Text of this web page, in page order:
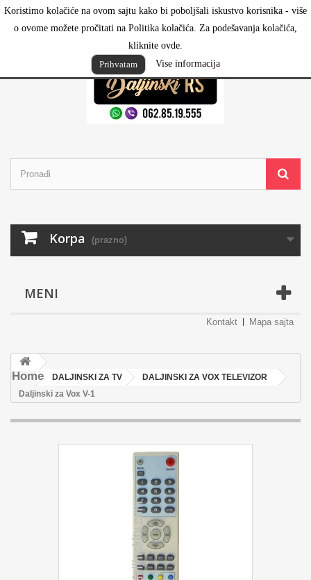
Koristimo kolačiće na ovom sajtu kako bi poboljšali iskustvo korisnika - više
o ovome možete pročitati na Politika kolačića. Za podešavanja kolačića,
kliknite ovde.
Prihvatam
Vise informacija
Prijavi se
Korpa (prazno)
MENI
Kontakt Mapa sajta
Home DALJINSKI ZA TV
DALJINSKI ZA VOX TELEVIZOR
Daljinski za Vox V-1